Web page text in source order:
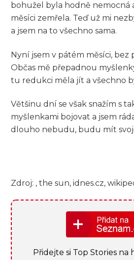
bohužel byla hodně nemocná
měsíci zemřela. Teď už mi
a jsem na to všechno sama.
Nyní jsem v pátém měsíci, bez
Občas mě přepadnou
tu redukci měla jít a všechno
Většinu dní se však snažím s
myšlenkami bojovat a jsem
dlouho nebudu, budu mít
Zdroj: , the sun, idnes.cz,
Přidejte si Top Stories na